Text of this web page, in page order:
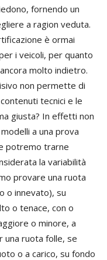
fornendo un
a ragion veduta.
è ormai
i veicoli, per quanto
molto indietro.
non permette di
tecnici e le
giusta? In effetti non
a una prova
potremo trarne
la variabilità
provare una ruota
o innevato), su
o tenace, con o
o minore, a
una ruota folle, se
o a carico, su fondo